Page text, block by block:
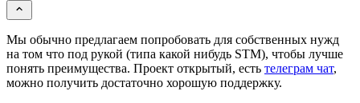
Мы обычно предлагаем попробовать для собственных нужд
на том что под рукой (типа какой нибудь STM), чтобы лучше
понять преимущества. Проект открытый, есть телеграм чат,
можно получить достаточно хорошую поддержку.